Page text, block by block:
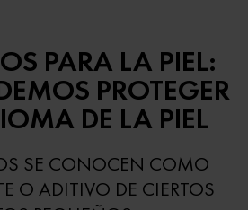
PARA LA PIEL:
PROTEGER
DE LA PIEL
SE CONOCEN COMO
O ADITIVO DE CIERTOS